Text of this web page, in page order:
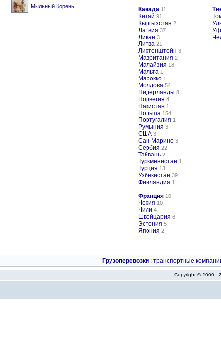
Мыльный Корень Канада 11
Китай 91
Кыргызстан 2
Латвия 37
Ливан 3
Литва 21
Лихтенштейн 3
Мавритания 2
Малайзия 18
Мальта 1
Марокко 1
Молдова 54
Нидерланды 8
Норвегия 4
Пакистан 1
Польша 154
Португалия 1
Румыния 3
США 3
Сан-Марино 3
Сербия 22
Тайвань 2
Туркменистан 1
Турция 13
Узбекистан 39
Финляндия 1
Франция 10
Чехия 10
Чили 4
Швейцария 6
Эстония 5
Япония 2
Грузоперевозки : транспортные
Copyright © 2000 -